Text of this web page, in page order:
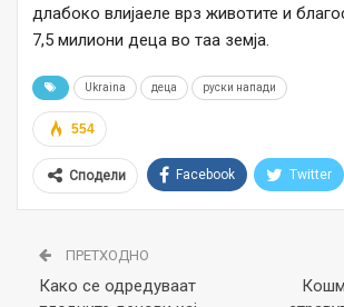
длабоко влијаеле врз животите и
7,5 милиони деца во таа земја.
Ukraina деца руски напади
554
Сподели Facebook Twitter
ПРЕТХОДНО
Како се одредуваат